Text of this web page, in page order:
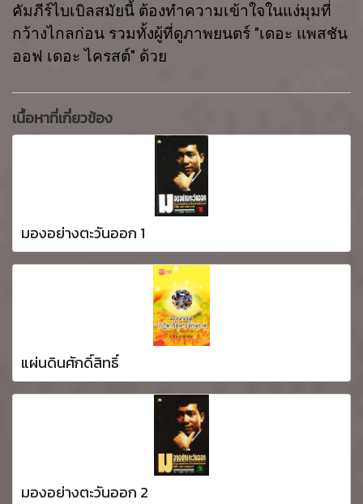
คัมภีร์ไบเบิลสมัยนี้ ต้องทำความเข้าใจในแง่มุมที่
กว้างไกลก่อน รวมทั้งผู้ที่ดูภาพยนตร์ "เดอะ แพสชัน
ออฟ เดอะ ไครสต์" ด้วย
เนื้อหาที่เกี่ยวข้อง
มองอย่างตะวันออก 1
แผ่นดินศักดิ์สิทธิ์
มองอย่างตะวันออก 2